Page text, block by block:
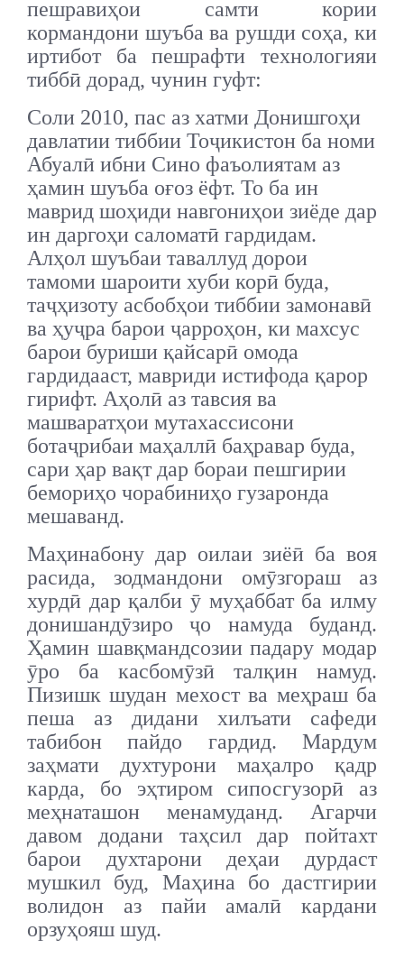
пешравиҳои самти кории
кормандони шуъба ва рушди соҳа, ки
иртибот ба пешрафти технологияи
тиббӣ дорад, чунин гуфт:
Соли 2010, пас аз хатми Донишгоҳи
давлатии тиббии Тоҷикистон ба номи
Абуалӣ ибни Сино фаъолиятам аз
ҳамин шуъба оғоз ёфт. То ба ин
маврид шоҳиди навгониҳои зиёде дар
ин даргоҳи саломатӣ гардидам.
Алҳол шуъбаи таваллуд дорои
тамоми шароити хуби корӣ буда,
таҷҳизоту асбобҳои тиббии замонавӣ
ва ҳуҷра барои ҷарроҳон, ки махсус
барои буриши қайсарӣ омода
гардидааст, мавриди истифода қарор
гирифт. Аҳолӣ аз тавсия ва
машваратҳои мутахассисони
ботаҷрибаи маҳаллӣ баҳравар буда,
сари ҳар вақт дар бораи пешгирии
бемориҳо чорабиниҳо гузаронда
мешаванд.
Маҳинабону дар оилаи зиёӣ ба воя
расида, зодмандони омӯзгораш аз
хурдӣ дар қалби ӯ муҳаббат ба илму
донишандӯзиро ҷо намуда буданд.
Ҳамин шавқмандсозии падару модар
ӯро ба касбомӯзӣ талқин намуд.
Пизишк шудан мехост ва меҳраш ба
пеша аз дидани хилъати сафеди
табибон пайдо гардид. Мардум
заҳмати духтурони маҳалро қадр
карда, бо эҳтиром сипосгузорӣ аз
меҳнаташон менамуданд. Агарчи
давом додани таҳсил дар пойтахт
барои духтарони деҳаи дурдаст
мушкил буд, Маҳина бо дастгирии
волидон аз пайи амалӣ кардани
орзуҳояш шуд.